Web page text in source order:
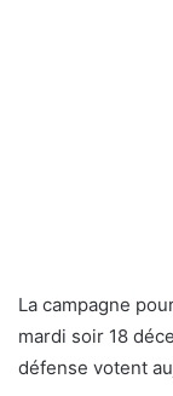
La campagne
mardi soir 18
défense votent